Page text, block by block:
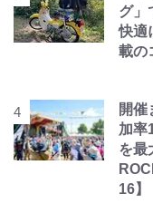
グ」
快適
載の
開催
加率
を最
16】